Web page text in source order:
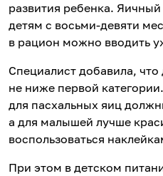
развития ребенка.
детям с восьми-девяти
в рацион можно вводить
Специалист добавила, что
не ниже первой
для пасхальных яиц
а для малышей лучше
воспользоваться
При этом в детском